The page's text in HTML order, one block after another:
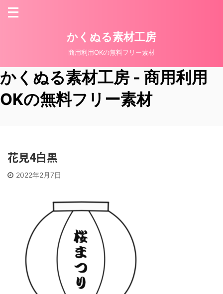
かくぬる素材工房
商用利用OKの無料フリー素材
かくぬる素材工房 - 商用利用
OKの無料フリー素材
花見4白黒
2022年2月7日